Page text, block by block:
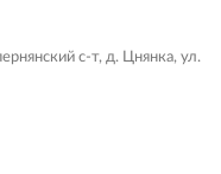
с-т, д. Цнянка, ул.